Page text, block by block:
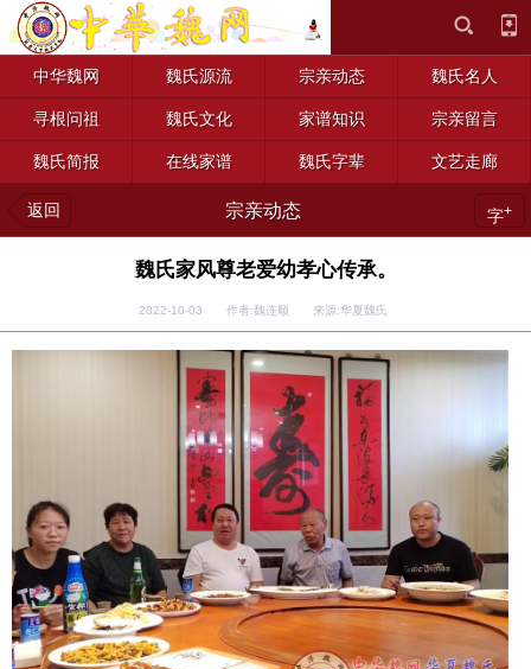
中华魏网 魏氏源流 宗亲动态 魏氏名人
寻根问祖 魏氏文化 家谱知识 宗亲留言
魏氏简报 在线家谱 魏氏字辈 文艺走廊
返回 宗亲动态 字+
魏氏家风尊老爱幼孝心传承。
2022-10-03 作者:魏连顺 来源:华夏魏氏